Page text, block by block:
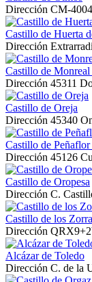
Dirección CM-
Castillo de Huerta
Dirección
Castillo de
Dirección 45311
Castillo de Oreja
Dirección 45340
Castillo de
Dirección 45126
Castillo de Oropesa
Dirección C.
Castillo de los
Dirección
Alcázar de Toledo
Dirección C. de la